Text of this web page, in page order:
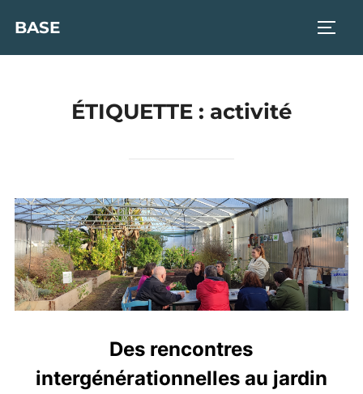
contenu
BASE
ÉTIQUETTE : activité
Des rencontres
intergénérationnelles au jardin